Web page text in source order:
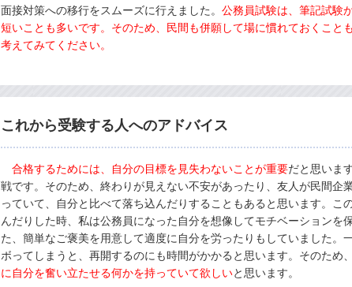
面接対策への移行をスムーズに行えました。 公務員試験は、筆記試験
短いことも多いです。そのため、民間も併願して場に慣れておくこと
考えてみてください。
これから受験する人へのアドバイス
合格するためには、自分の目標を見失わないことが重要だと思いま
戦です。そのため、終わりが見えない不安があったり、友人が民間企
っていて、自分と比べて落ち込んだりすることもあると思います。こ
んだりした時、私は公務員になった自分を想像してモチベーションを
た、簡単なご褒美を用意して適度に自分を労ったりもしていました。
ボってしまうと、再開するのにも時間がかかると思います。そのため、
に自分を奮い立たせる何かを持っていて欲しいと思います。